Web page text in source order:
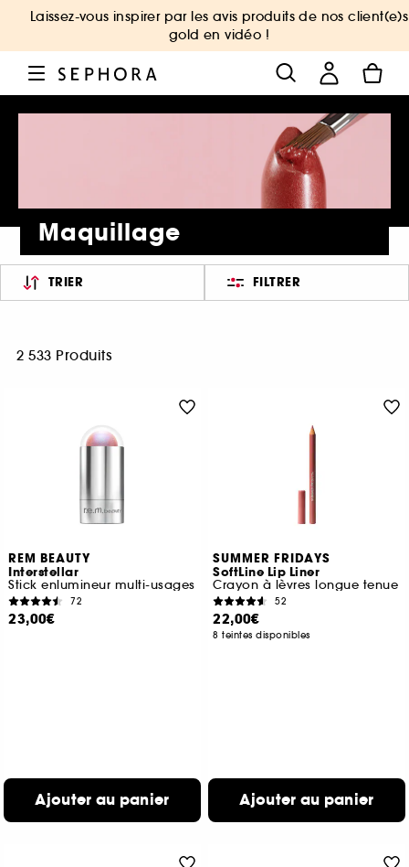
Laissez-vous inspirer par les avis produits de nos client(e)s
gold en vidéo !
Maquillage
TRIER FILTRER
2 533 Produits
REM BEAUTY
Interstellar
Stick enlumineur multi-usages
72
23,00€
Ajouter au panier
SUMMER FRIDAYS
SoftLine Lip Liner
Crayon à lèvres longue tenue
52
22,00€
8 teintes disponibles
Ajouter au panier